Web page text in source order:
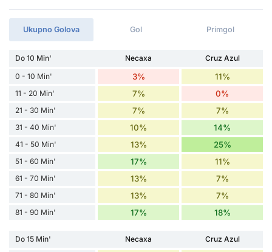
Ukupno Golova Gol Primgol
Do 10 Min' Necaxa
Cruz Azul
0 - 10 Min'
3% 11%
11 - 20 Min' 7% 0%
21 - 30 Min' 7% 7%
31 - 40 Min' 10% 14%
41 - 50 Min' 13% 25%
51 - 60 Min' 17% 11%
61 - 70 Min' 13% 7%
71 - 80 Min' 13% 7%
81 - 90 Min' 17% 18%
Do 15 Min' Necaxa
Cruz Azul